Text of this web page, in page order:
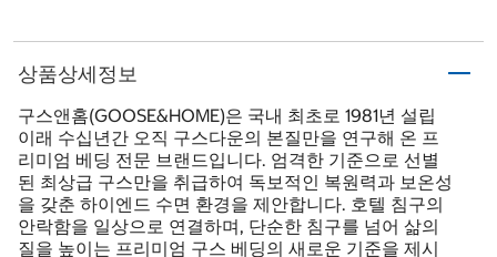
상품상세정보
구스앤홈(GOOSE&HOME)은 국내 최초로 1981년 설립
이래 수십년간 오직 구스다운의 본질만을 연구해 온 프
리미엄 베딩 전문 브랜드입니다. 엄격한 기준으로 선별
된 최상급 구스만을 취급하여 독보적인 복원력과 보온성
을 갖춘 하이엔드 수면 환경을 제안합니다. 호텔 침구의
안락함을 일상으로 연결하며, 단순한 침구를 넘어 삶의
질을 높이는 프리미엄 구스 베딩의 새로운 기준을 제시